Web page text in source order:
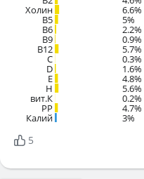
Холин 6.6%
B5 5%
B6 2.2%
B9 0.9%
B12 5.7%
C 0.3%
D 1.6%
E 4.8%
H 5.6%
вит.К 0.2%
PP 4.7%
Калий 3%
5